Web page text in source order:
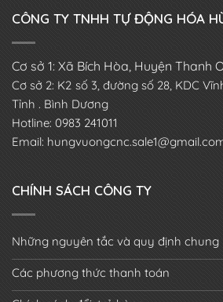
CÔNG TY TNHH TỰ ĐỘNG HÓA
Cơ sở 1: Xã Bích Hòa, Huyện Thanh
Cơ sở 2: K2 số 3, đường số 28, KDC
Tỉnh . Bình Dương
Hotline: 0983 241011
Email:
CHÍNH SÁCH CÔNG TY
Những nguyên tắc và quy định chung
Các phương thức thanh toán